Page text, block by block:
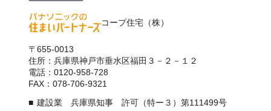
コープ住宅（株）
〒655-0013
住所：兵庫県神戸市垂水区福田３－２－１２
電話：0120-958-728
FAX：078-706-9321
建設業 兵庫県知事 許可（特ー３）第111499号